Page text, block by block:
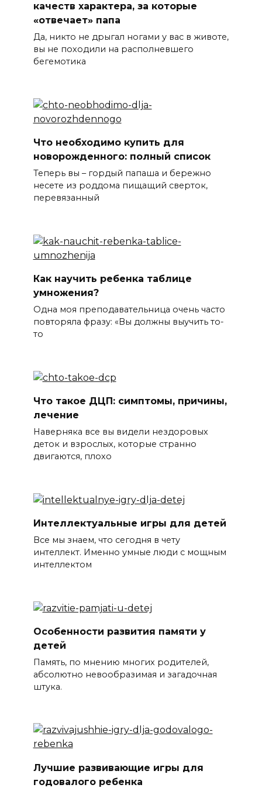
качеств характера, за которые
«отвечает» папа
Да, никто не дрыгал ногами у вас в животе,
вы не походили на располневшего
бегемотика
Что необходимо купить для
новорожденного: полный список
Теперь вы – гордый папаша и бережно
несете из роддома пищащий сверток,
перевязанный
Как научить ребенка таблице
умножения?
Одна моя преподавательница очень часто
повторяла фразу: «Вы должны выучить то-
то
Что такое ДЦП: симптомы, причины,
лечение
Наверняка все вы видели нездоровых
деток и взрослых, которые странно
двигаются, плохо
Интеллектуальные игры для детей
Все мы знаем, что сегодня в чету
интеллект. Именно умные люди с мощным
интеллектом
Особенности развития памяти у
детей
Память, по мнению многих родителей,
абсолютно невообразимая и загадочная
штука.
Лучшие развивающие игры для
годовалого ребенка